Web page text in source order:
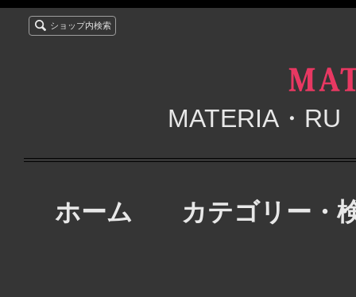
ショップ内検索
MATERIA・
ホーム カテゴリー・